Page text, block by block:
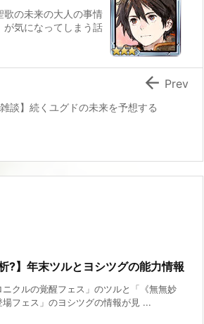
歌の未来の大人の事情
が気になってしまう話
雑談】続くユグドの未来を予想する
 Prev
析?】年末ツルとヨシツグの能力情報
ニクルの覚醒フェス」のツルと「《無無妙
場フェス」のヨシツグの情報が見 ...